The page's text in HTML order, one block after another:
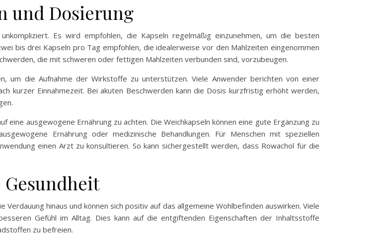
und Dosierung
Es wird empfohlen, die Kapseln regelmäßig einzunehmen, um die besten
bis drei Kapseln pro Tag empfohlen, die idealerweise vor den Mahlzeiten eingenommen
die mit schweren oder fettigen Mahlzeiten verbunden sind, vorzubeugen.
um die Aufnahme der Wirkstoffe zu unterstützen. Viele Anwender berichten von einer
kurzer Einnahmezeit. Bei akuten Beschwerden kann die Dosis kurzfristig erhöht werden,
eine ausgewogene Ernährung zu achten. Die Weichkapseln können eine gute Ergänzung zu
Ernährung oder medizinische Behandlungen. Für Menschen mit speziellen
einen Arzt zu konsultieren. So kann sichergestellt werden, dass Rowachol für die
hinaus und können sich positiv auf das allgemeine Wohlbefinden auswirken. Viele
Gefühl im Alltag. Dies kann auf die entgiftenden Eigenschaften der Inhaltsstoffe
zu befreien.